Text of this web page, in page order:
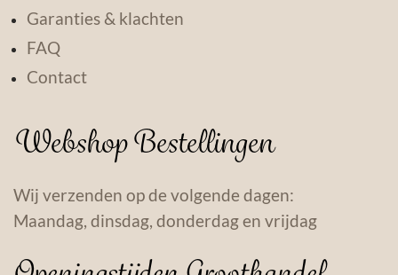
Garanties & klachten
FAQ
Contact
Webshop Bestellingen
Wij verzenden op de volgende dagen:
Maandag, dinsdag, donderdag en vrijdag